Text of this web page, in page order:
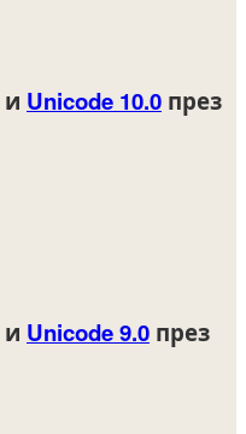
и Unicode 10.0 през
и Unicode 9.0 през